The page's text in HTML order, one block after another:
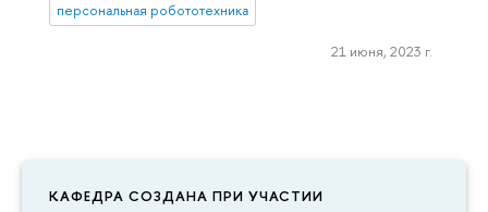
КАФЕДРА СОЗДАНА ПРИ УЧАСТИИ
персональная робототехника
21 июня, 2023 г.